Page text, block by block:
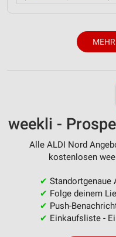
weekli -
Alle ALDI Nord
kostenlosen
✔ Standortgenaue
✔ Folge deinem
✔ Push-
✔ Einkaufsliste -